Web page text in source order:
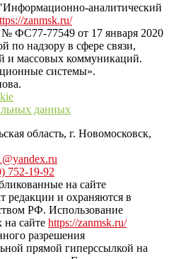
аналитический
zanmsk.ru/
ФС77-77549 от 17 января 2020
по надзору в сфере связи,
и массовых коммуникаций.
системы».
данных
область, г. Новомосковск,
752-19-92
на сайте
редакции и охраняются в
РФ. Использование
сайте https://zanmsk.ru/
разрешения
прямой гиперссылкой на